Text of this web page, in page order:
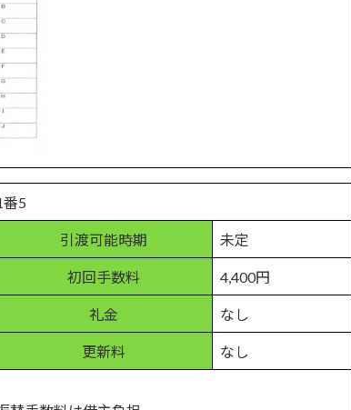
5
引渡可能時期 未定
初回手数料 4,400円
礼金 なし
更新料 なし